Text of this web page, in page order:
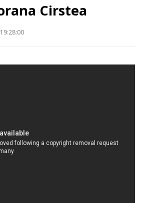
Cirstea
19:28:00